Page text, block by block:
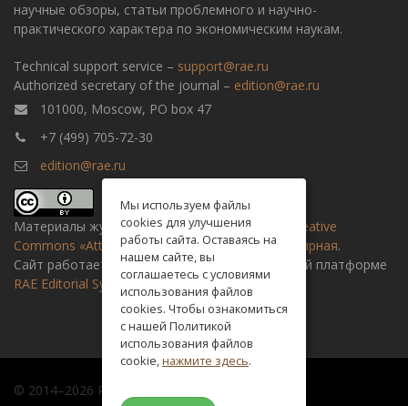
научные обзоры, статьи проблемного и научно-
практического характера по экономическим наукам.
Technical support service – support@rae.ru
Authorized secretary of the journal – edition@rae.ru
101000, Moscow, PO box 47
+7 (499) 705-72-30
edition@rae.ru
Материалы журнала доступны полицензии Creative
Commons «Attribution» («Атрибуция») 4.0 Всемирная.
Сайт работает на универсальной издательской платформе
RAE Editorial System
© 2014–2026 Russian academy of natural history
Мы используем файлы
cookies для улучшения
работы сайта. Оставаясь на
нашем сайте, вы
соглашаетесь с условиями
использования файлов
cookies. Чтобы ознакомиться
с нашей Политикой
использования файлов
cookie,нажмите здесь.